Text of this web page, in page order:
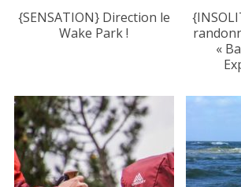
{SENSATION} Direction le
Wake Park !
«